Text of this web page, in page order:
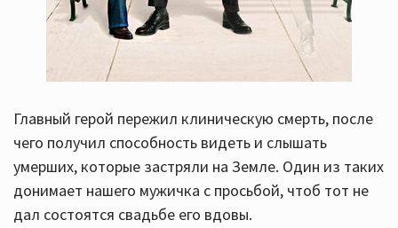
разок сгодится.
Главный герой пережил клиническую смерть, после
чего получил способность видеть и слышать
умерших, которые застряли на Земле. Один из таких
донимает нашего мужичка с просьбой, чтоб тот не
дал состоятся свадьбе его вдовы.